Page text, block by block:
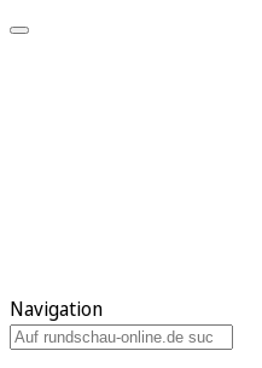
Navigation